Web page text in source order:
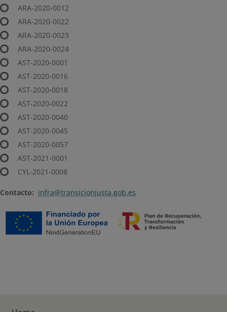
​ARA-2020-0012
ARA-2020-0022
ARA-2020-0023
ARA-2020-0024
AST-2020-0001
AST-2020-0016
AST-2020-0018
AST-2020-0022
AST-2020-0040
AST-2020-0045
AST-2020-0057
AST-2021-0001
CYL-2021-0008
​Contacto: infra​@transicionjusta.gob.es